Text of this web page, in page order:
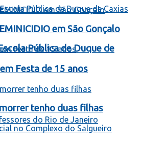
Pública de Duque de
em São Gonçalo
Festa de 15 anos
tenho duas filhas